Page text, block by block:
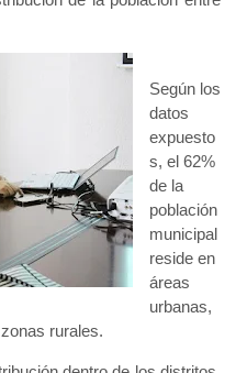
Según los
datos
expuesto
s, el 62%
de la
población
municipal
reside en
áreas
urbanas,
rurales.